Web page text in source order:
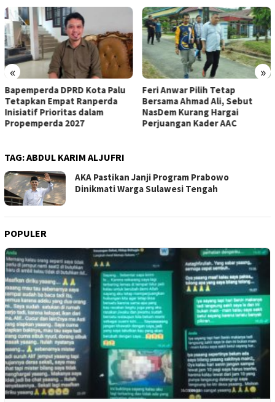
« »
Feri Anwar Pilih Tetap
Bersama Ahmad Ali, Sebut
NasDem Kurang Hargai
Perjuangan Kader AAC
Pengurus Inti DPW Partai
Nasdem Sulteng Resmi
Mengundurkan Diri dari
Kepengurusan
TAG:ABDUL KARIM ALJUFRI
AKA Pastikan Janji Program Prabowo
Dinikmati Warga Sulawesi Tengah
POPULER